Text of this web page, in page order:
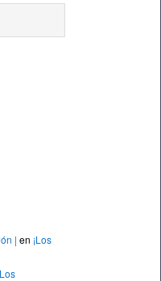
| en ¡Los